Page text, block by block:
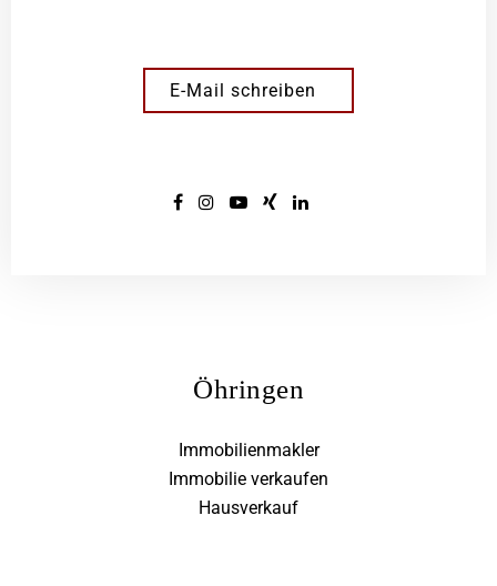
E-Mail schreiben
Öhringen
Immobilienmakler
Immobilie verkaufen
Hausverkauf